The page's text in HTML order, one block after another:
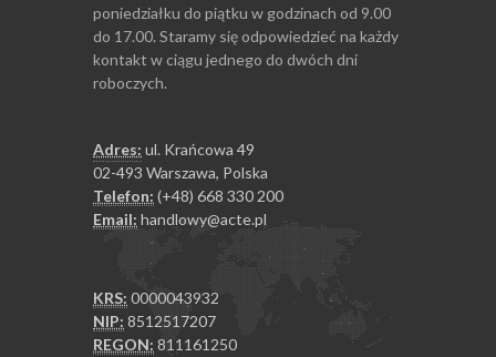
poniedziałku do piątku w godzinach od 9.00
do 17.00. Staramy się odpowiedzieć na każdy
kontakt w ciągu jednego do dwóch dni
roboczych.
Adres: ul. Krańcowa 49
02-493 Warszawa, Polska
Telefon: (+48) 668 330 200
Email: handlowy@acte.pl
KRS: 0000043932
NIP: 8512517207
REGON: 811161250